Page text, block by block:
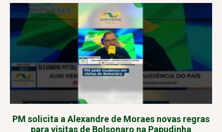
PM solicita a Alexandre de Moraes novas regras
para visitas de Bolsonaro na Papudinha